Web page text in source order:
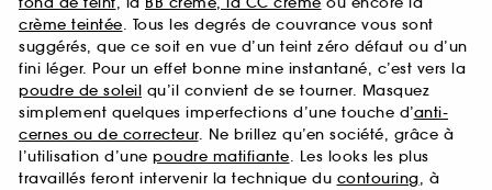
crème teintée. Tous les degrés de couvrance vous sont
suggérés, que ce soit en vue d’un teint zéro défaut ou d’un
fini léger. Pour un effet bonne mine instantané, c’est vers la
poudre de soleil qu’il convient de se tourner. Masquez
simplement quelques imperfections d’une touche d’anti-
cernes ou de correcteur. Ne brillez qu’en société, grâce à
l’utilisation d’une poudre matifiante. Les looks les plus
travaillés feront intervenir la technique du contouring, à